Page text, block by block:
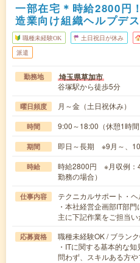
一部在宅＊時給2800円
造業向け組織ヘルプデ
職種未経験OK 土日祝日が休み
派遣
勤務地 埼玉県草加市
谷塚駅から徒歩5分
曜日頻度 月～金（土日祝休み）
時間 9:00～18:00（休憩1時
期間 即日～長期 ※9月～、10
時給
時給2800円 ※月収例：
勤務の場合）
仕事内容
テクニカルサポート・ヘ
・本社経営企画部IT部
主に下記作業をご担当
応募資格
職種未経験OK / ブラン
・ITに関する基本的な
問わず、スキルある方